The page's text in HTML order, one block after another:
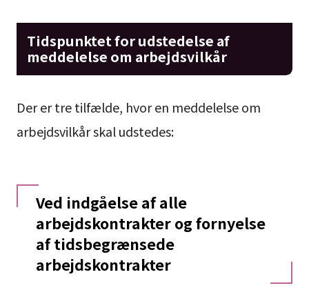
Tidspunktet for udstedelse af
meddelelse om arbejdsvilkår
Der er tre tilfælde, hvor en meddelelse om
arbejdsvilkår skal udstedes:
Ved indgåelse af alle
arbejdskontrakter og fornyelse
af tidsbegrænsede
arbejdskontrakter